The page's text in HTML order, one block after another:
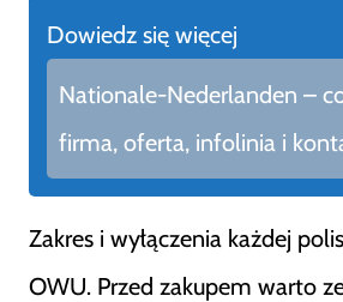
Dowiedz się więcej
Nationale-Nederlanden –
firma, oferta, infolinia i
Zakres i wyłączenia każdej
OWU. Przed zakupem warto